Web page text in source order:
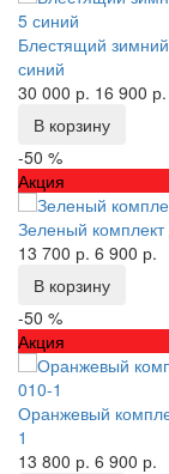
Блестящий
синий
30 000 р. 16 900 р.
В корзину
-50 %
Акция
Зеленый
13 700 р. 6 900 р.
В корзину
-50 %
Акция
Оранжевый
1
13 800 р. 6 900 р.